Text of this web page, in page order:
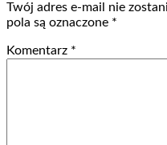
Twój adres e-mail nie
pola są oznaczone *
Komentarz *